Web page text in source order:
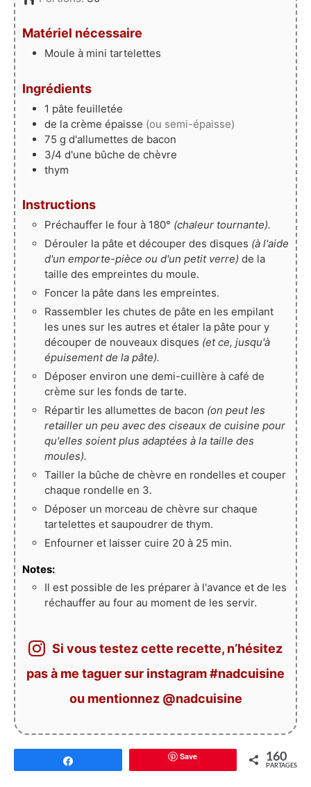
Matériel nécessaire
Moule à mini tartelettes
Ingrédients
1 pâte feuilletée
de la crème épaisse (ou semi-épaisse)
75 g d'allumettes de bacon
3/4 d'une bûche de chèvre
thym
Instructions
Préchauffer le four à 180° (chaleur tournante).
Dérouler la pâte et découper des disques (à l'aide
d'un emporte-pièce ou d'un petit verre) de la
taille des empreintes du moule.
Foncer la pâte dans les empreintes.
Rassembler les chutes de pâte en les empilant
les unes sur les autres et étaler la pâte pour y
découper de nouveaux disques (et ce, jusqu'à
épuisement de la pâte).
Déposer environ une demi-cuillère à café de
crème sur les fonds de tarte.
Répartir les allumettes de bacon (on peut les
retailler un peu avec des ciseaux de cuisine pour
qu'elles soient plus adaptées à la taille des
moules).
Tailler la bûche de chèvre en rondelles et couper
chaque rondelle en 3.
Déposer un morceau de chèvre sur chaque
tartelettes et saupoudrer de thym.
Enfourner et laisser cuire 20 à 25 min.
Notes:
Il est possible de les préparer à l'avance et de les
réchauffer au four au moment de les servir.
Si vous testez cette recette, n’hésitez
pas à me taguer sur instagram #nadcuisine
ou mentionnez @nadcuisine
Save 160
PARTAGES